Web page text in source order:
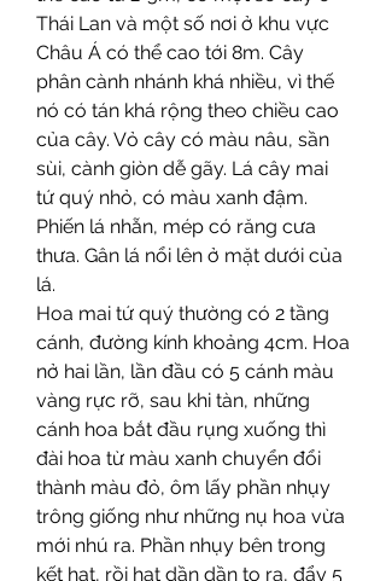
Thái Lan và một số nơi ở khu vực
Châu Á có thể cao tới 8m. Cây
phân cành nhánh khá nhiều, vì thế
nó có tán khá rộng theo chiều cao
của cây. Vỏ cây có màu nâu, sần
sùi, cành giòn dễ gãy. Lá cây mai
tứ quý nhỏ, có màu xanh đậm.
Phiến lá nhẵn, mép có răng cưa
thưa. Gân lá nổi lên ở mặt dưới của
lá.
Hoa mai tứ quý thường có 2 tầng
cánh, đường kính khoảng 4cm. Hoa
nở hai lần, lần đầu có 5 cánh màu
vàng rực rỡ, sau khi tàn, những
cánh hoa bắt đầu rụng xuống thì
đài hoa từ màu xanh chuyển đổi
thành màu đỏ, ôm lấy phần nhụy
trông giống như những nụ hoa vừa
mới nhú ra. Phần nhụy bên trong
kết hạt, rồi hạt dần dần to ra, đẩy 5